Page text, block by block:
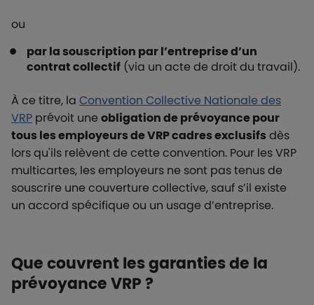
ou
par la souscription par l’entreprise d’un
contrat collectif (via un acte de droit du travail).
À ce titre, la Convention Collective Nationale des
VRP prévoit uneobligation de prévoyance pour
tous les employeurs de VRP cadres exclusifs dès
lors qu'ils relèvent de cette convention. Pour les VRP
multicartes, les employeurs ne sont pas tenus de
souscrire une couverture collective, sauf s’il existe
un accord spécifique ou un usage d’entreprise.
Que couvrent les garanties de la
prévoyance VRP ?